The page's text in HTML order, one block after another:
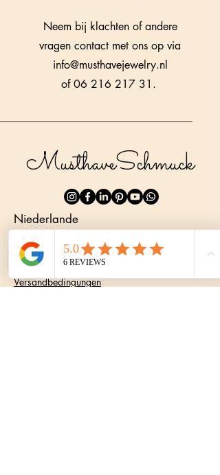
Neem bij klachten of andere
vragen contact met ons op via
info@musthavejewelry.nl
of06 216 217 31 .
MusthaveSchmuck
Niederlande
Datenschutzrichtlinie
Erklärung zur Barrierefreiheit
Versandbedingungen